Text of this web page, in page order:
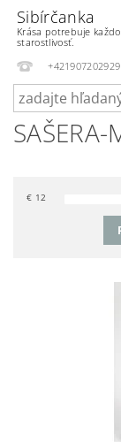
Sibírčanka
Krása potrebuje
starostlivosť.
+421907202929
SAŠERA-
€ 12